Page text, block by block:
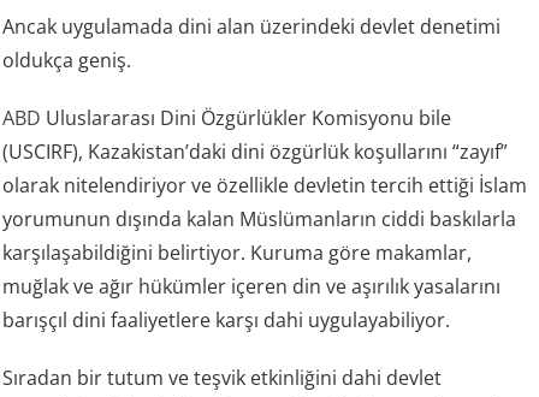
Ancak uygulamada dini alan üzerindeki devlet denetimi
oldukça geniş.
ABD Uluslararası Dini Özgürlükler Komisyonu bile
(USCIRF), Kazakistan’daki dini özgürlük koşullarını “zayıf”
olarak nitelendiriyor ve özellikle devletin tercih ettiği İslam
yorumunun dışında kalan Müslümanların ciddi baskılarla
karşılaşabildiğini belirtiyor. Kuruma göre makamlar,
muğlak ve ağır hükümler içeren din ve aşırılık yasalarını
barışçıl dini faaliyetlere karşı dahi uygulayabiliyor.
Sıradan bir tutum ve teşvik etkinliğini dahi devlet